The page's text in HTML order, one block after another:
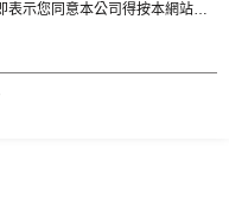
表示您同意本公司得按本網站使